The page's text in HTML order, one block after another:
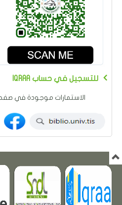
IQRAA للتسجيل في حساب
الاستمارات موجودة في